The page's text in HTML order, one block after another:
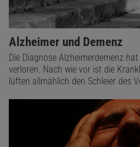
Alzheimer und Demenz
Die Diagnose Alzheimerdemenz
verloren. Nach wie vor ist die
lüften allmählich den Schleier des